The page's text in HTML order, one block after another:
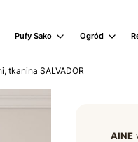
Pufy Sako Ogród
tkanina SALVADOR
AINE